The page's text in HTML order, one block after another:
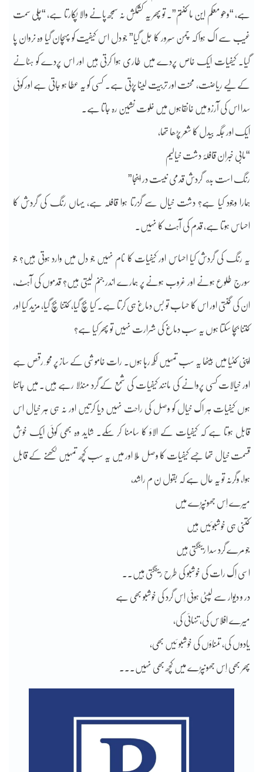
ہے، “وھو معکم این ما کنتم”۔ تو پھر یہ کشمکش نہ سمجھ پانے والا پکارتا ہے، “چلی سمت
غیب سے اک ہَوا کہ چمن سُرور کا جل گیا” جو دل اس کیفیت کو پہچان گیا وہ نروان پا
گیا۔ کیفیات ایک خاص پردے میں طاری ہوا کرتی ہیں اور اس پردے کو ہٹانے
کے لیے ریاضت، محنت اور تربیت لینا پڑتی ہے۔ کسی کو یہ عطا ہو جاتی ہے اور کوئی
سدا اس کی آرزو میں خانقاہوں میں خلوت نشین رہ جاتا ہے۔
ایک اور جگہ بیدل کا شعر پڑھا تھا،
“مابی خبران قافلۂ دشت خیالیم
رنگ است به گردش قدمی نیست در اینجا”
ہمارا وجود کیا ہے؟ دشت خیال سے گزرتا ہوا قافلہ ہے، یہاں رنگ کی گردش کا
احساس ہوتا ہے، قدم کی آہٹ کا نہیں۔
یہ رنگ کی گردش کیا احساس اور کیفیات کا نام نہیں جو دل میں وارد ہوتی ہیں؟ جو
سورج طلوع ہونے اور غروب ہونے پر ہمارے اندر جنم لیتی ہیں؟ قدموں کی آہٹ،
ان کی گنتی اور اس کا حساب تو بس دماغ ہی کرتا ہے۔ کیا بچ گیا، کتنا بچ گیا، مزید کیا اور
کتنا بچا سکتا ہوں یہ سب دماغ کی شرارت نہیں تو پھر کیا ہے؟
اپنی کٹیا میں بیٹھا یہ سب تمہیں لکھ رہا ہوں۔ رات خاموشی کے ساز پر محو ِ رقص ہے
اور خیالات کسی پروانے کی مانند کیفیات کی شمع کے گرد منڈلا رہے ہیں۔ میں جانتا
ہوں کیفیات ہر اک خیال کو وصل کی راحت نہیں دیا کرتیں اور نہ ہی ہر خیال اس
قابل ہوتا ہے کہ کیفیات کے الاؤ کا سامنا کر سکے۔ شاید وہ بھی کوئی ایک خوش
قسمت خیال تھا جسے کیفیات کا وصل مِلا اور میں یہ سب کچھ تمہیں لکھنے کے قابل
ہوا، وگرنہ تو یہ حال ہے کہ بقول ن م راشد،
میرے اِس جھونپڑے میں
کتنی ہی خوشبوئیں ہیں
جو مرے گرد سدا رینگتی ہیں
اسی اِک رات کی خوشبو کی طرح رینگتی ہیں۔۔
در و دیوار سے لپٹی ہوئی اِس گرد کی خوشبو بھی ہے
میرے افلاس کی، تنہائی کی،
یادوں کی، تمنّاؤں کی خوشبو ئیں بھی،
پھر بھی اِس جھونپڑے میں کچھ بھی نہیں۔۔۔